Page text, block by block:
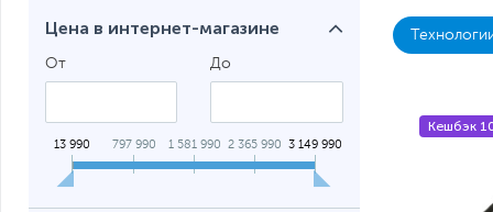
Цена в интернет-магазине
От До
13 990 797 990 1 581 990 2 365 990 3 149 990
Кешбэк